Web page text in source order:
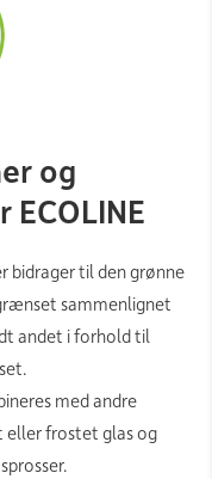
og
bidrager til den grønne
sammenlignet
andet i forhold til
med andre
eller frostet glas og